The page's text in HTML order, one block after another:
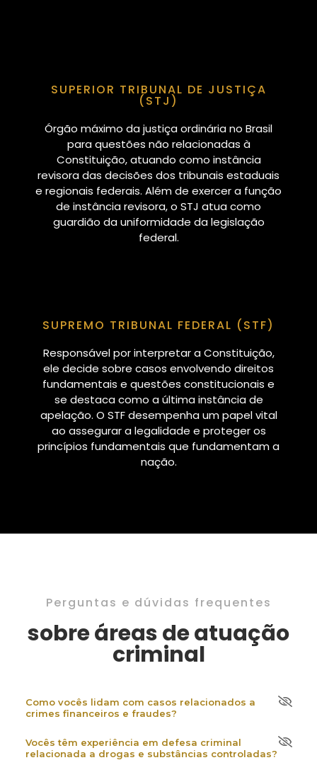
SUPERIOR TRIBUNAL DE JUSTIÇA
(STJ)
Órgão máximo da justiça ordinária no Brasil
para questões não relacionadas à
Constituição, atuando como instância
revisora das decisões dos tribunais estaduais
e regionais federais. Além de exercer a função
de instância revisora, o STJ atua como
guardião da uniformidade da legislação
federal.
SUPREMO TRIBUNAL FEDERAL (STF)
Responsável por interpretar a Constituição,
ele decide sobre casos envolvendo direitos
fundamentais e questões constitucionais e
se destaca como a última instância de
apelação. O STF desempenha um papel vital
ao assegurar a legalidade e proteger os
princípios fundamentais que fundamentam a
nação.
Perguntas e dúvidas frequentes
sobre áreas de atuação
criminal
Como vocês lidam com casos relacionados a
crimes financeiros e fraudes?
Vocês têm experiência em defesa criminal
relacionada a drogas e substâncias controladas?